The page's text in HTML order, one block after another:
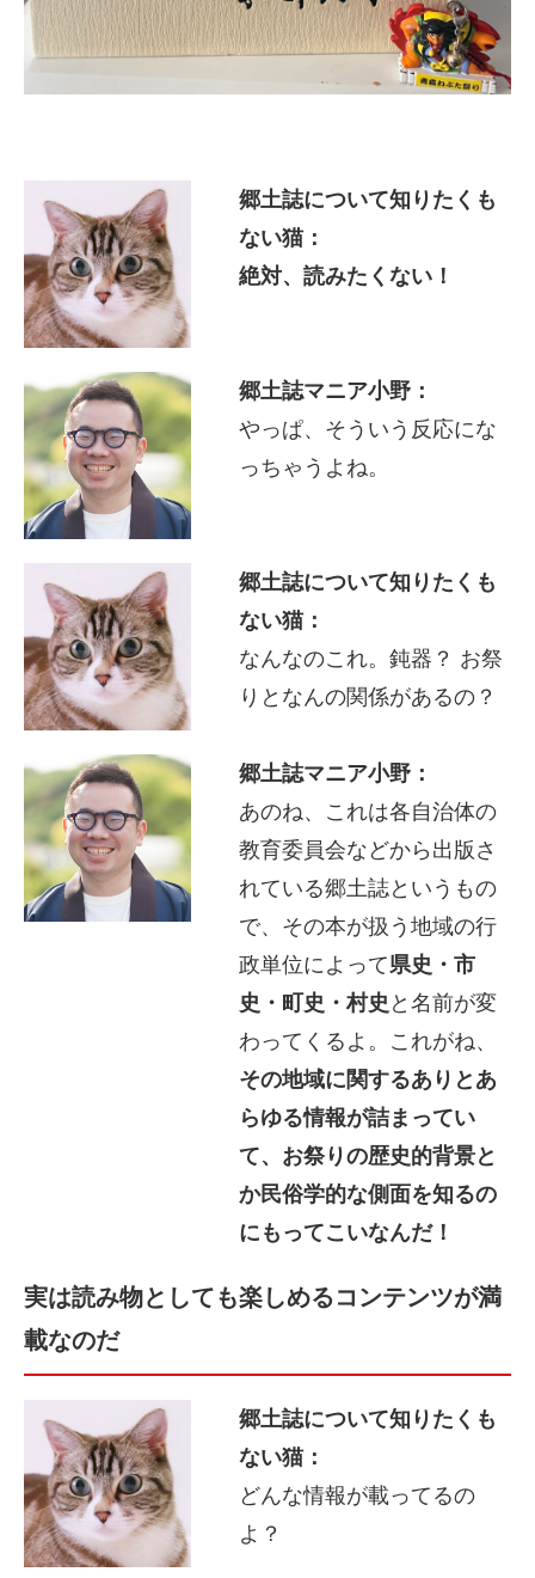
郷土誌について知りたくも
ない猫：
絶対、読みたくない！
郷土誌マニア小野：
やっぱ、そういう反応にな
っちゃうよね。
郷土誌について知りたくも
ない猫：
なんなのこれ。鈍器？ お祭
りとなんの関係があるの？
郷土誌マニア小野：
あのね、これは各自治体の
教育委員会などから出版さ
れている郷土誌というもの
で、その本が扱う地域の行
政単位によって県史・市
史・町史・村史 と名前が変
わってくるよ。これがね、
その地域に関するありとあ
らゆる情報が詰まってい
て、お祭りの歴史的背景と
か民俗学的な側面を知るの
にもってこいなんだ！
実は読み物としても楽しめるコンテンツが満
載なのだ
郷土誌について知りたくも
ない猫：
どんな情報が載ってるの
よ？